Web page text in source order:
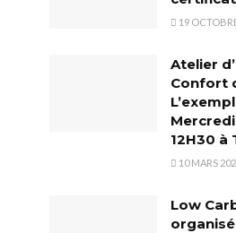
19
Atelier
Confort
12H30 à
10 MARS
Low